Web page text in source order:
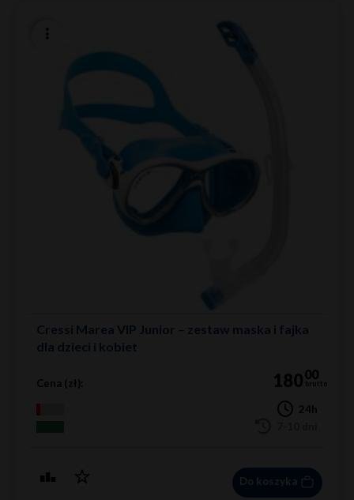
Cressi Marea VIP Junior – zestaw maska i fajka
dla dzieci i kobiet
Cena (zł): 18000
brutto
24h
Do koszyka